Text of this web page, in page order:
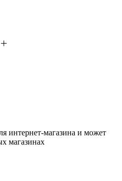
интернет-магазина и может
магазинах